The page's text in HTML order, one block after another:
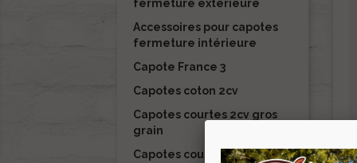
fermeture extérieure
Accessoires pour capotes
fermeture intérieure
Capote France 3
Capotes coton 2cv
Capotes courtes 2cv gros
grain
Capotes courtes 2cv petit